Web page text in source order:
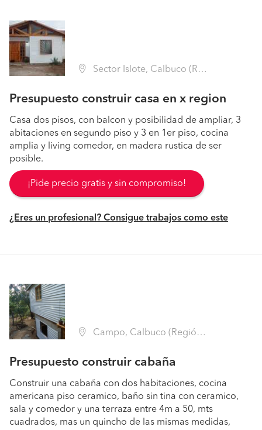
Sector Islote, Calbuco (Región X Los Lagos - Llanquihue)
Presupuesto construir casa en x region
Casa dos pisos, con balcon y posibilidad de ampliar, 3
abitaciones en segundo piso y 3 en 1er piso, cocina
amplia y living comedor, en madera rustica de ser
posible.
¡Pide precio gratis y sin compromiso!
¿Eres un profesional? Consigue trabajos como este
Campo, Calbuco (Región X Los Lagos - Llanquihue)
Presupuesto construir cabaña
Construir una cabaña con dos habitaciones, cocina
americana piso ceramico, baño sin tina con ceramico,
sala y comedor y una terraza entre 4m a 50, mts
cuadrados, mas un quincho de las mismas medidas,